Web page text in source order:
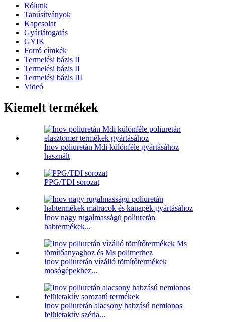
Rólunk
Tanúsítványok
Kapcsolat
Gyárlátogatás
GYIK
Forró címkék
Termelési bázis II
Termelési bázis II
Termelési bázis III
Videó
Kiemelt termékek
Inov poliuretán Mdi különféle gyártásához
használt
PPG/TDI sorozat
Inov nagy rugalmasságú poliuretán
habtermékek...
Inov poliuretán vízálló tömítőtermékek
mosógépekhez...
Inov poliuretán alacsony habzású nemionos
felületaktív széria...